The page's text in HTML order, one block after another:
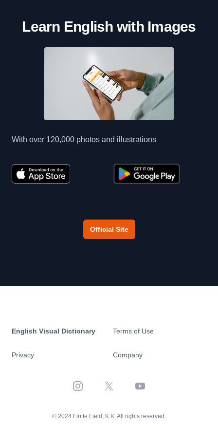
Learn English with Images
With over 120,000 photos and illustrations
Official Site
English Visual Dictionary
Privacy
Terms of Use
Company
Instagram X YouTube
© 2024 Finite Field, K.K. All rights reserved.